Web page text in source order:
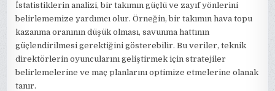
İstatistiklerin analizi, bir takımın güçlü ve zayıf yönlerini
belirlememize yardımcı olur. Örneğin, bir takımın hava topu
kazanma oranının düşük olması, savunma hattının
güçlendirilmesi gerektiğini gösterebilir. Bu veriler, teknik
direktörlerin oyuncularını geliştirmek için stratejiler
belirlemelerine ve maç planlarını optimize etmelerine olanak
tanır.